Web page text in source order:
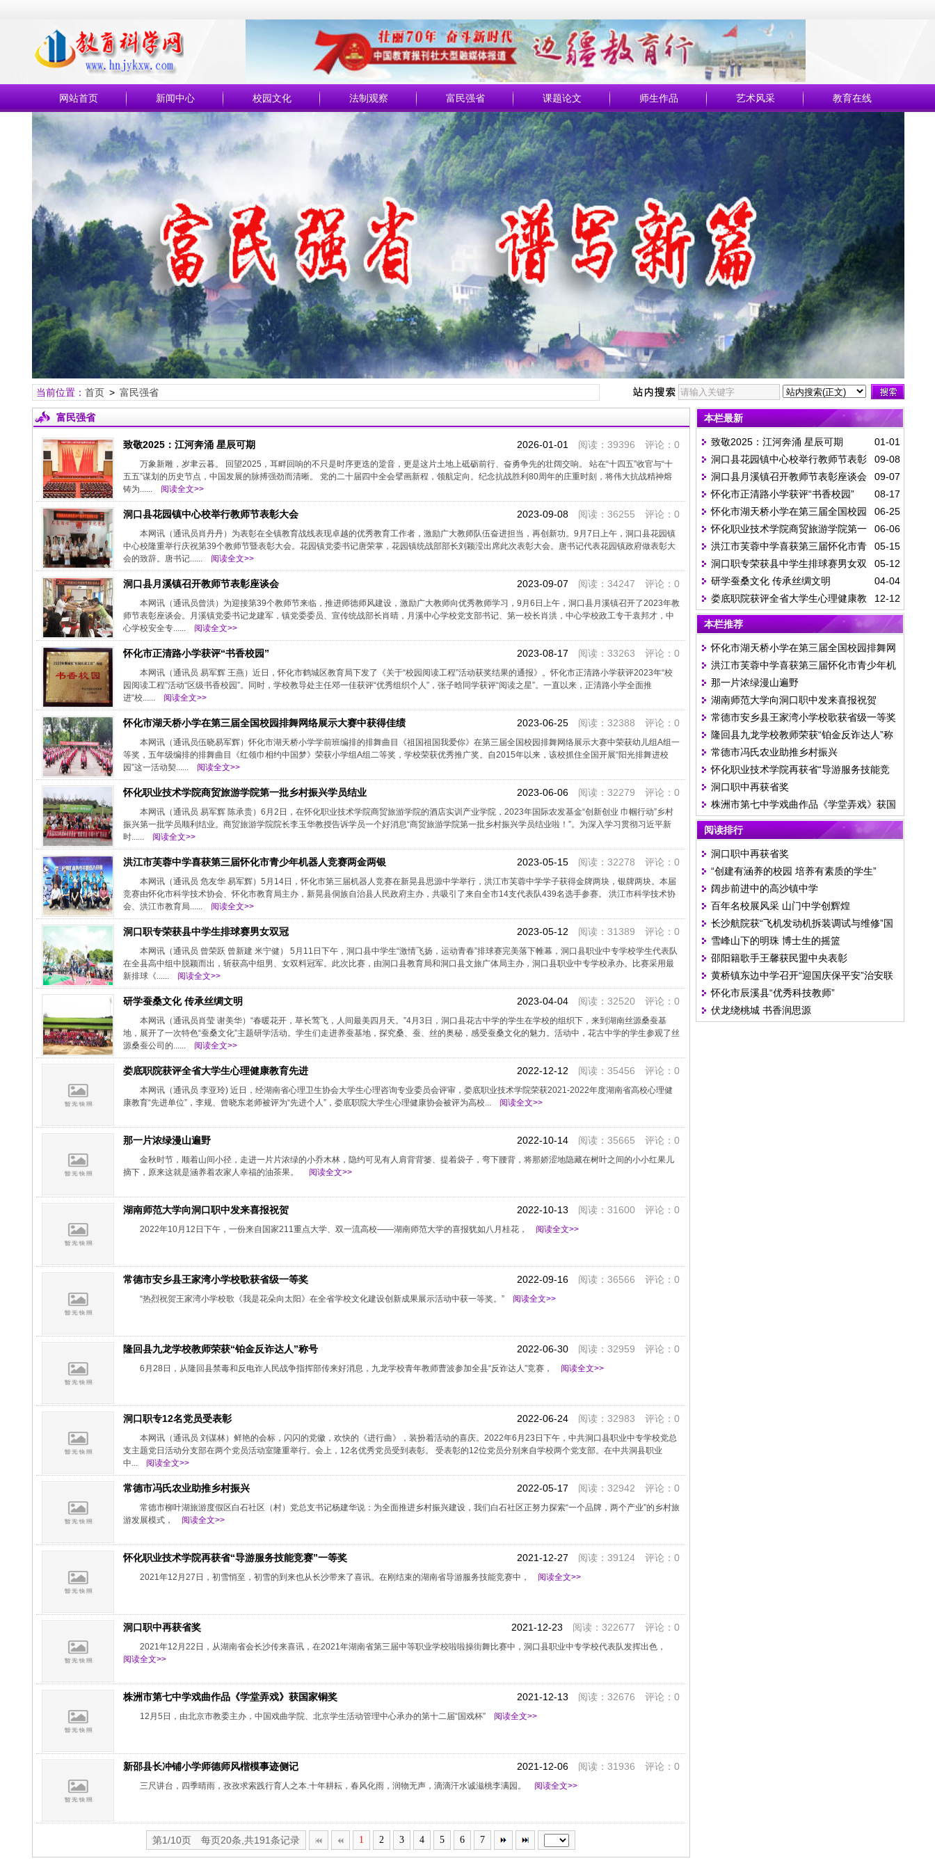
网站首页 新闻中心 校园文化 法制观察 富民强省 课题论文 师生作品 艺术风采 教育在线
当前位置： 首页> 富民强省
富民强省
2026-01-01 阅读：39396 评论：0
致敬2025：江河奔涌 星辰可期
万象新雕，岁聿云暮。 回望2025，耳畔回响的不只是时序更迭的跫音，更是这片土地上砥砺前行、奋勇争先的壮阔交响。 站在“十四五”收官与“十
五五”谋划的历史节点，中国发展的脉搏强劲而清晰。 党的二十届四中全会擘画新程，领航定向。纪念抗战胜利80周年的庄重时刻，将伟大抗战精神熔
铸为......
阅读全文>>
2023-09-08阅读：36255 评论：0
洞口县花园镇中心校举行教师节表彰大会
本网讯（通讯员肖丹丹）为表彰在全镇教育战线表现卓越的优秀教育工作者，激励广大教师队伍奋进担当，再创新功。9月7日上午，洞口县花园镇
中心校隆重举行庆祝第39个教师节暨表彰大会。花园镇党委书记唐荣掌，花园镇统战部部长刘颖滢出席此次表彰大会。唐书记代表花园镇政府做表彰大
会的致辞。唐书记......
阅读全文>>
2023-09-07 阅读：34247 评论：0
洞口县月溪镇召开教师节表彰座谈会
本网讯（通讯员曾洪）为迎接第39个教师节来临，推进师德师风建设，激励广大教师向优秀教师学习，9月6日上午，洞口县月溪镇召开了2023年教
师节表彰座谈会。月溪镇党委书记龙建军，镇党委委员、宣传统战部长肖晴，月溪中心学校党支部书记、第一校长肖洪，中心学校政工专干袁邦才，中
心学校安全专......
阅读全文>>
2023-08-17 阅读：33263 评论：0
怀化市正清路小学获评“书香校园”
本网讯（通讯员 易军辉 王燕）近日，怀化市鹤城区教育局下发了《关于“校园阅读工程”活动获奖结果的通报》。怀化市正清路小学获评2023年“校
园阅读工程”活动“区级书香校园”。同时，学校教导处主任邓一佳获评“优秀组织个人”，张子晗同学获评“阅读之星”。一直以来，正清路小学全面推
进“校......
阅读全文>>
2023-06-25阅读：32388 评论：0
怀化市湖天桥小学在第三届全国校园排舞网络展示大赛中获得佳绩
本网讯（通讯员伍晓易军辉）怀化市湖天桥小学学前班编排的排舞曲目《祖国祖国我爱你》在第三届全国校园排舞网络展示大赛中荣获幼儿组A组一
等奖，五年级编排的排舞曲目《红领巾相约中国梦》荣获小学组A组二等奖，学校荣获优秀推广奖。自2015年以来，该校抓住全国开展“阳光排舞进校
园”这一活动契......
阅读全文>>
2023-06-06阅读：32279 评论：0
怀化职业技术学院商贸旅游学院第一批乡村振兴学员结业
本网讯（通讯员 易军辉 陈承贵）6月2日，在怀化职业技术学院商贸旅游学院的酒店实训产业学院，2023年国际农发基金“创新创业 巾帼行动”乡村
振兴第一批学员顺利结业。商贸旅游学院院长李玉华教授告诉学员一个好消息“商贸旅游学院第一批乡村振兴学员结业啦！”。为深入学习贯彻习近平新
时......
阅读全文>>
2023-05-15阅读：32278 评论：0
洪江市芙蓉中学喜获第三届怀化市青少年机器人竞赛两金两银
本网讯（通讯员 危友华 易军辉）5月14日，怀化市第三届机器人竞赛在新晃县思源中学举行，洪江市芙蓉中学学子获得金牌两块，银牌两块。本届
竞赛由怀化市科学技术协会、怀化市教育局主办，新晃县侗族自治县人民政府主办，共吸引了来自全市14支代表队439名选手参赛。 洪江市科学技术协
会、洪江市教育局......
阅读全文>>
2023-05-12 阅读：31389 评论：0
洞口职专荣获县中学生排球赛男女双冠
本网讯（通讯员 曾荣跃 曾新建 米宁健） 5月11日下午，洞口县中学生“激情飞扬，运动青春”排球赛完美落下帷幕，洞口县职业中专学校学生代表队
在全县高中组中脱颖而出，斩获高中组男、女双料冠军。此次比赛，由洞口县教育局和洞口县文旅广体局主办，洞口县职业中专学校承办。比赛采用最
新排球《......
阅读全文>>
2023-04-04阅读：32520 评论：0
研学蚕桑文化 传承丝绸文明
本网讯（通讯员肖莹 谢美华）“春暖花开，草长莺飞，人间最美四月天。”4月3日，洞口县花古中学的学生在学校的组织下，来到湖南丝源桑蚕基
地，展开了一次特色“蚕桑文化”主题研学活动。学生们走进养蚕基地，探究桑、蚕、丝的奥秘，感受蚕桑文化的魅力。活动中，花古中学的学生参观了丝
源桑蚕公司的......
阅读全文>>
2022-12-12 阅读：35456 评论：0
娄底职院获评全省大学生心理健康教育先进
本网讯（通讯员 李亚玲) 近日，经湖南省心理卫生协会大学生心理咨询专业委员会评审，娄底职业技术学院荣获2021-2022年度湖南省高校心理健
康教育“先进单位”，李规、曾晓东老师被评为“先进个人”，娄底职院大学生心理健康协会被评为高校...
阅读全文>>
2022-10-14阅读：35665 评论：0
那一片浓绿漫山遍野
金秋时节，顺着山间小径，走进一片片浓绿的小乔木林，隐约可见有人肩背背篓、提着袋子，弯下腰背，将那娇涩地隐藏在树叶之间的小小红果儿
摘下，原来这就是涵养着农家人幸福的油茶果。
阅读全文>>
2022-10-13 阅读：31600 评论：0
湖南师范大学向洞口职中发来喜报祝贺
2022年10月12日下午，一份来自国家211重点大学、双一流高校――湖南师范大学的喜报犹如八月桂花， 阅读全文>>
2022-09-16阅读：36566 评论：0
常德市安乡县王家湾小学校歌获省级一等奖
“热烈祝贺王家湾小学校歌《我是花朵向太阳》在全省学校文化建设创新成果展示活动中获一等奖。” 阅读全文>>
2022-06-30阅读：32959 评论：0
隆回县九龙学校教师荣获“铂金反诈达人”称号
6月28日，从隆回县禁毒和反电诈人民战争指挥部传来好消息，九龙学校青年教师曹波参加全县“反诈达人”竞赛， 阅读全文>>
2022-06-24阅读：32983 评论：0
洞口职专12名党员受表彰
本网讯（通讯员 刘谋林）鲜艳的会标，闪闪的党徽，欢快的《进行曲》，装扮着活动的喜庆。2022年6月23日下午，中共洞口县职业中专学校党总
支主题党日活动分支部在两个党员活动室隆重举行。会上，12名优秀党员受到表彰。 受表彰的12位党员分别来自学校两个党支部。在中共洞县职业
中...
阅读全文>>
2022-05-17 阅读：32942 评论：0
常德市冯氏农业助推乡村振兴
常德市柳叶湖旅游度假区白石社区（村）党总支书记杨建华说：为全面推进乡村振兴建设，我们白石社区正努力探索“一个品牌，两个产业”的乡村旅
游发展模式，
阅读全文>>
2021-12-27 阅读：39124 评论：0
怀化职业技术学院再获省“导游服务技能竞赛”一等奖
2021年12月27日，初雪悄至，初雪的到来也从长沙带来了喜讯。在刚结束的湖南省导游服务技能竞赛中， 阅读全文>>
2021-12-23 阅读：322677 评论：0
洞口职中再获省奖
2021年12月22日，从湖南省会长沙传来喜讯，在2021年湖南省第三届中等职业学校啦啦操街舞比赛中，洞口县职业中专学校代表队发挥出色，
阅读全文>>
2021-12-13 阅读：32676 评论：0
株洲市第七中学戏曲作品《学堂弄戏》获国家铜奖
12月5日，由北京市教委主办，中国戏曲学院、北京学生活动管理中心承办的第十二届“国戏杯” 阅读全文>>
2021-12-06阅读：31936 评论：0
新邵县长冲铺小学师德师风楷模事迹侧记
三尺讲台，四季晴雨，孜孜求索践行育人之本.十年耕耘，春风化雨，润物无声，滴滴汗水诚滋桃李满园。 阅读全文>>
第1/10页 每页20条,共191条记录 1 2 3 4 5 6 7
本栏最新
01-01
致敬2025：江河奔涌 星辰可期
09-08
洞口县花园镇中心校举行教师节表彰
大会
09-07
洞口县月溪镇召开教师节表彰座谈会
08-17
怀化市正清路小学获评“书香校园”
06-25
怀化市湖天桥小学在第三届全国校园
排舞网络展示大赛中获得佳绩
06-06
怀化职业技术学院商贸旅游学院第一
批乡村振兴学员结业
05-15
洪江市芙蓉中学喜获第三届怀化市青
少年机器人竞赛两金两银
05-12
洞口职专荣获县中学生排球赛男女双
冠
04-04
研学蚕桑文化 传承丝绸文明
12-12
娄底职院获评全省大学生心理健康教
育先进
本栏推荐
怀化市湖天桥小学在第三届全国校园排舞网
络展示大赛中获得佳绩
洪江市芙蓉中学喜获第三届怀化市青少年机
器人竞赛两金两银
那一片浓绿漫山遍野
湖南师范大学向洞口职中发来喜报祝贺
常德市安乡县王家湾小学校歌获省级一等奖
隆回县九龙学校教师荣获“铂金反诈达人”称
号
常德市冯氏农业助推乡村振兴
怀化职业技术学院再获省“导游服务技能竞
赛”一等奖
洞口职中再获省奖
株洲市第七中学戏曲作品《学堂弄戏》获国
家铜奖
阅读排行
洞口职中再获省奖
“创建有涵养的校园 培养有素质的学生”
阔步前进中的高沙镇中学
百年名校展风采 山门中学创辉煌
长沙航院获“飞机发动机拆装调试与维修”国
赛一等奖
雪峰山下的明珠 博士生的摇篮
邵阳籍歌手王馨获民盟中央表彰
黄桥镇东边中学召开“迎国庆保平安”治安联
席会议
怀化市辰溪县“优秀科技教师”
伏龙绕桃城 书香润思源